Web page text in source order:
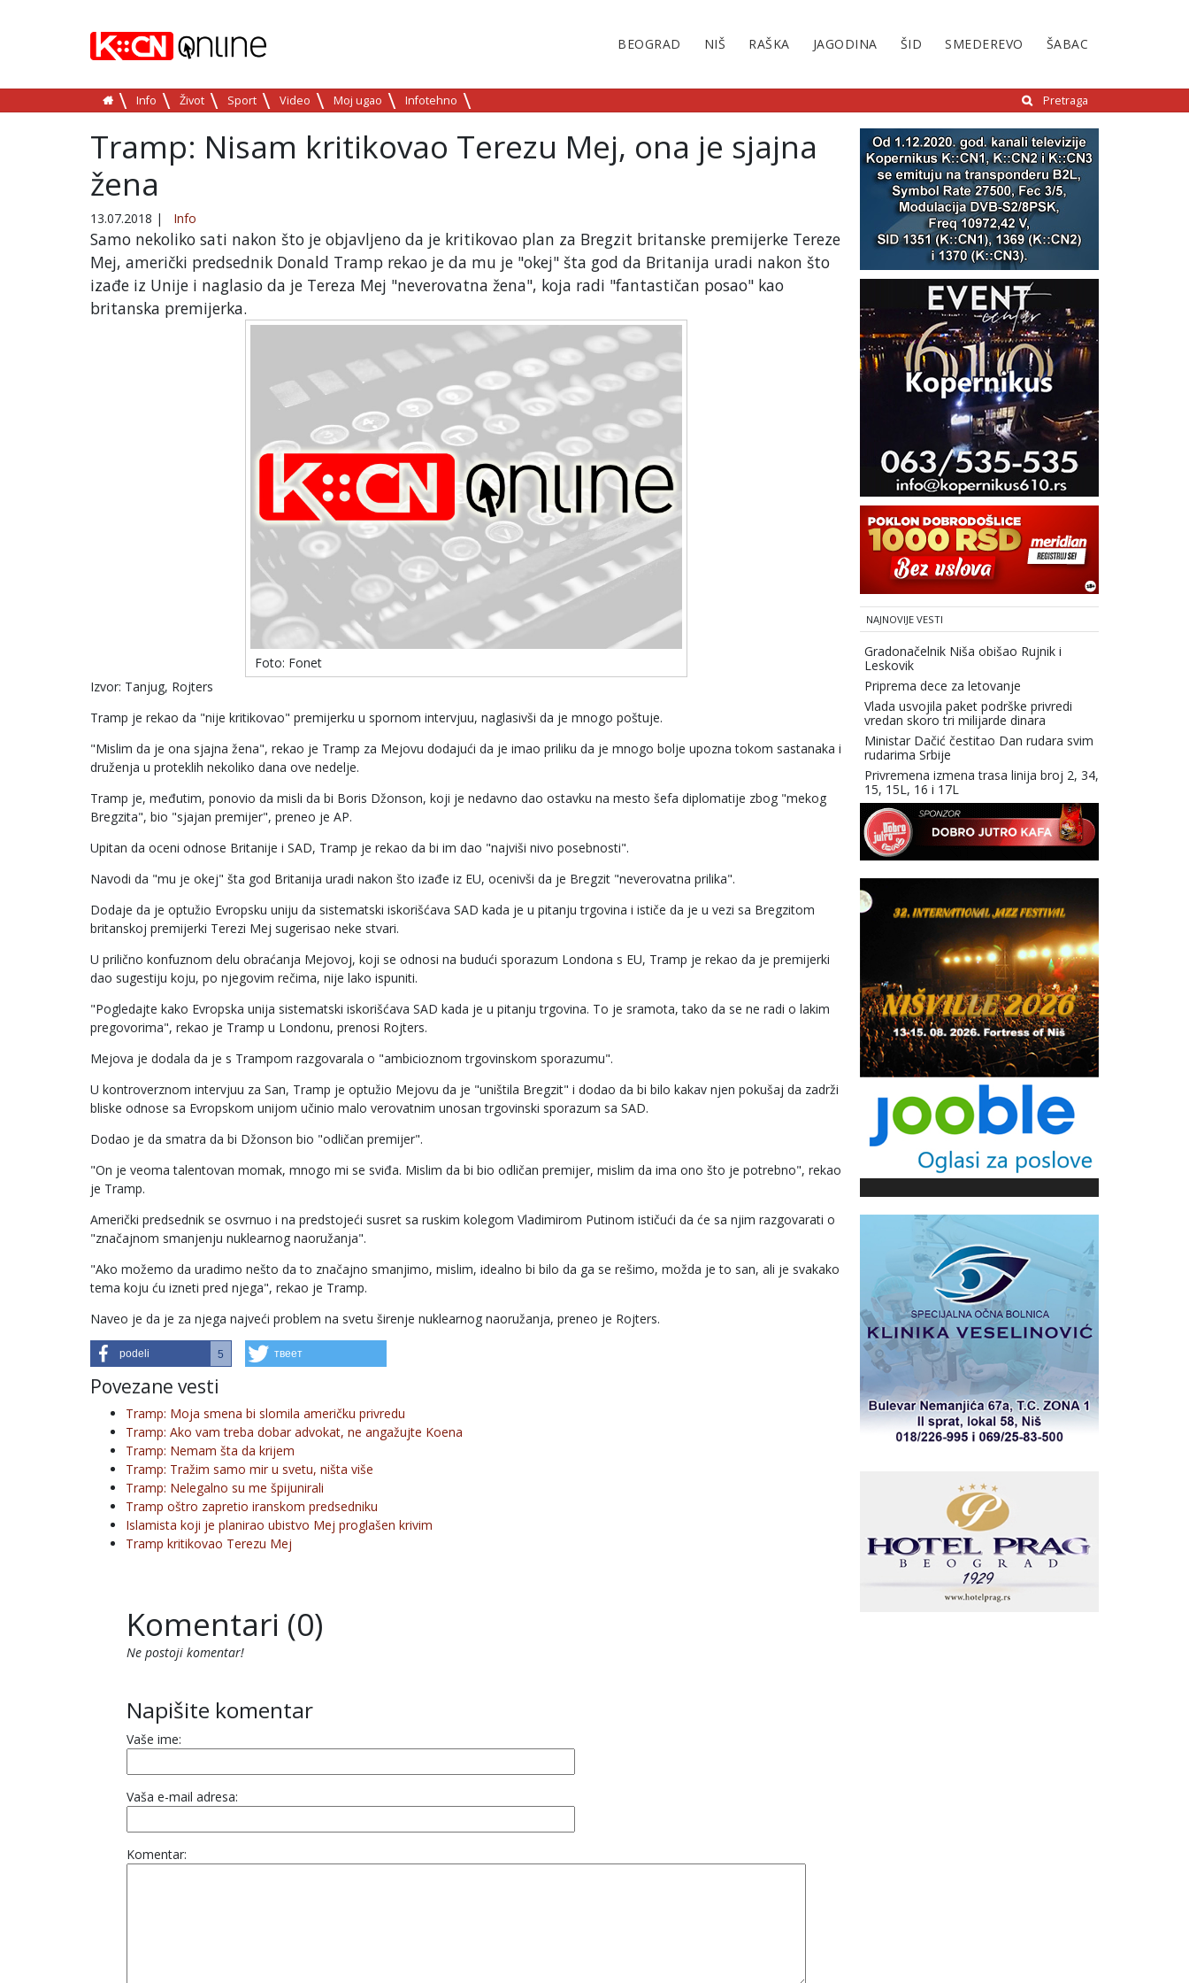
BEOGRAD NIŠ RAŠKA JAGODINA ŠID SMEDEREVO ŠABAC
Info Život Sport Video Moj ugao Infotehno Pretraga
Tramp: Nisam kritikovao Terezu Mej, ona je sjajna
žena
13.07.2018 | Info
Samo nekoliko sati nakon što je objavljeno da je kritikovao plan za Bregzit britanske premijerke Tereze
Mej, američki predsednik Donald Tramp rekao je da mu je "okej" šta god da Britanija uradi nakon što
izađe iz Unije i naglasio da je Tereza Mej "neverovatna žena", koja radi "fantastičan posao" kao
britanska premijerka.
Foto: Fonet
Izvor: Tanjug, Rojters
Tramp je rekao da "nije kritikovao" premijerku u spornom intervjuu, naglasivši da je mnogo poštuje.
"Mislim da je ona sjajna žena", rekao je Tramp za Mejovu dodajući da je imao priliku da je mnogo bolje upozna tokom sastanaka i
druženja u proteklih nekoliko dana ove nedelje.
Tramp je, međutim, ponovio da misli da bi Boris Džonson, koji je nedavno dao ostavku na mesto šefa diplomatije zbog "mekog
Bregzita", bio "sjajan premijer", preneo je AP.
Upitan da oceni odnose Britanije i SAD, Tramp je rekao da bi im dao "najviši nivo posebnosti".
Navodi da "mu je okej" šta god Britanija uradi nakon što izađe iz EU, ocenivši da je Bregzit "neverovatna prilika".
Dodaje da je optužio Evropsku uniju da sistematski iskorišćava SAD kada je u pitanju trgovina i ističe da je u vezi sa Bregzitom
britanskoj premijerki Terezi Mej sugerisao neke stvari.
U prilično konfuznom delu obraćanja Mejovoj, koji se odnosi na budući sporazum Londona s EU, Tramp je rekao da je premijerki
dao sugestiju koju, po njegovim rečima, nije lako ispuniti.
"Pogledajte kako Evropska unija sistematski iskorišćava SAD kada je u pitanju trgovina. To je sramota, tako da se ne radi o lakim
pregovorima", rekao je Tramp u Londonu, prenosi Rojters.
Mejova je dodala da je s Trampom razgovarala o "ambicioznom trgovinskom sporazumu".
U kontroverznom intervjuu za San, Tramp je optužio Mejovu da je "uništila Bregzit" i dodao da bi bilo kakav njen pokušaj da zadrži
bliske odnose sa Evropskom unijom učinio malo verovatnim unosan trgovinski sporazum sa SAD.
Dodao je da smatra da bi Džonson bio "odličan premijer".
"On je veoma talentovan momak, mnogo mi se sviđa. Mislim da bi bio odličan premijer, mislim da ima ono što je potrebno", rekao
je Tramp.
Američki predsednik se osvrnuo i na predstojeći susret sa ruskim kolegom Vladimirom Putinom ističući da će sa njim razgovarati o
"značajnom smanjenju nuklearnog naoružanja".
"Ako možemo da uradimo nešto da to značajno smanjimo, mislim, idealno bi bilo da ga se rešimo, možda je to san, ali je svakako
tema koju ću izneti pred njega", rekao je Tramp.
Naveo je da je za njega najveći problem na svetu širenje nuklearnog naoružanja, preneo je Rojters.
podeli 5 твеет
Povezane vesti
Tramp: Moja smena bi slomila američku privredu
Tramp: Ako vam treba dobar advokat, ne angažujte Koena
Tramp: Nemam šta da krijem
Tramp: Tražim samo mir u svetu, ništa više
Tramp: Nelegalno su me špijunirali
Tramp oštro zapretio iranskom predsedniku
Islamista koji je planirao ubistvo Mej proglašen krivim
Tramp kritikovao Terezu Mej
Komentari (0)
Ne postoji komentar!
Napišite komentar
Vaše ime:
Vaša e-mail adresa:
Komentar:
NAJNOVIJE VESTI
Gradonačelnik Niša obišao Rujnik i
Leskovik
Priprema dece za letovanje
Vlada usvojila paket podrške privredi
vredan skoro tri milijarde dinara
Ministar Dačić čestitao Dan rudara svim
rudarima Srbije
Privremena izmena trasa linija broj 2, 34,
15, 15L, 16 i 17L